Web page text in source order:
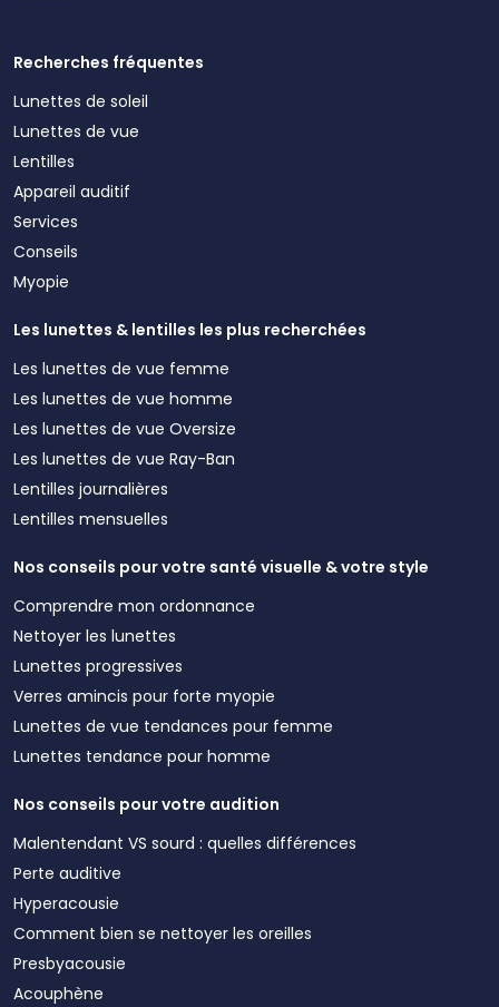
Recherches fréquentes
Lunettes de soleil
Lunettes de vue
Lentilles
Appareil auditif
Services
Conseils
Myopie
Les lunettes & lentilles les plus recherchées
Les lunettes de vue femme
Les lunettes de vue homme
Les lunettes de vue Oversize
Les lunettes de vue Ray-Ban
Lentilles journalières
Lentilles mensuelles
Nos conseils pour votre santé visuelle & votre style
Comprendre mon ordonnance
Nettoyer les lunettes
Lunettes progressives
Verres amincis pour forte myopie
Lunettes de vue tendances pour femme
Lunettes tendance pour homme
Nos conseils pour votre audition
Malentendant VS sourd : quelles différences
Perte auditive
Hyperacousie
Comment bien se nettoyer les oreilles
Presbyacousie
Acouphène